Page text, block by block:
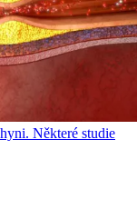
Některé studie